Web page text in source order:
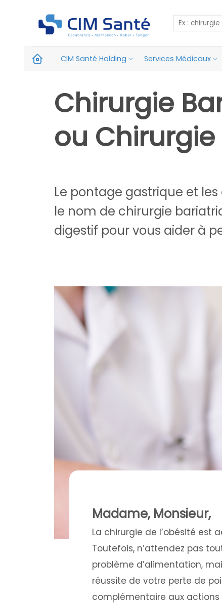
content
CIM Santé Holding Services Médicaux
Chirurgie
ou Chirurgie
Le pontage gastrique et
le nom de chirurgie
digestif pour vous aider à
Madame, Monsieur,
La chirurgie de l’obésité
Toutefois, n’attendez pas
problème d’alimentation,
réussite de votre perte de
complémentaire aux